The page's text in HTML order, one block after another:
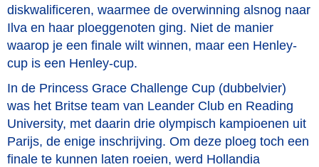
diskwalificeren, waarmee de overwinning alsnog naar
Ilva en haar ploeggenoten ging. Niet de manier
waarop je een finale wilt winnen, maar een Henley-
cup is een Henley-cup.
In de Princess Grace Challenge Cup (dubbelvier)
was het Britse team van Leander Club en Reading
University, met daarin drie olympisch kampioenen uit
Parijs, de enige inschrijving. Om deze ploeg toch een
finale te kunnen laten roeien, werd Hollandia